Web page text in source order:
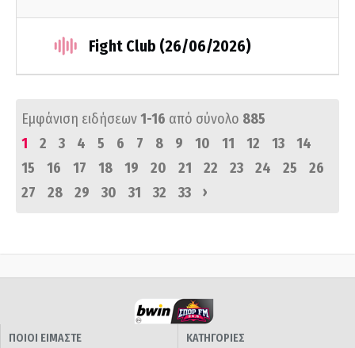
Fight Club (26/06/2026)
Εμφάνιση ειδήσεων1-16 από σύνολο 885
1
2 3 4 5 6 7 8 9 10 11 12 13
14
15
16 17 18 19 20 21 22 23 24 25
26
27
28 29 30 31 32 33 ›
ΠΟΙΟΙ ΕΙΜΑΣΤΕ
ΚΑΤΗΓΟΡΙΕΣ